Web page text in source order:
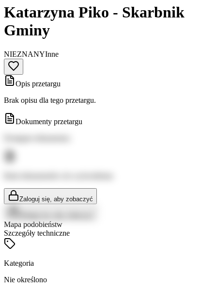
Katarzyna Piko - Skarbnik
Gminy
NIEZNANYInne
Opis przetargu
Brak opisu dla tego przetargu.
Dokumenty przetargu
Zaloguj się, aby zobaczyć
Mapa podobieństw
Szczegóły techniczne
Kategoria
Nie określono